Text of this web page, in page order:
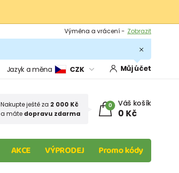
Výměna a vrácení - Zobrazit
Podmínky
Jazyk a měna CZK Můj účet
Nakupte ještě za 2 000 Kč
a máte dopravu zdarma
0 Váš košík
0 Kč
AKCE VÝPRODEJ Promo kódy